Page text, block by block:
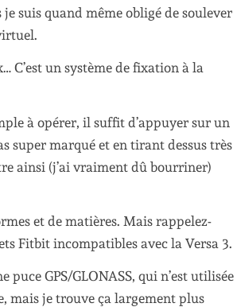
suis quand même obligé de soulever
C’est un système de fixation à la
à opérer, il suffit d’appuyer sur un
super marqué et en tirant dessus très
ainsi (j’ai vraiment dû bourriner)
et de matières. Mais rappelez-
Fitbit incompatibles avec la Versa 3.
GPS/GLONASS, qui n’est utilisée
mais je trouve ça largement plus